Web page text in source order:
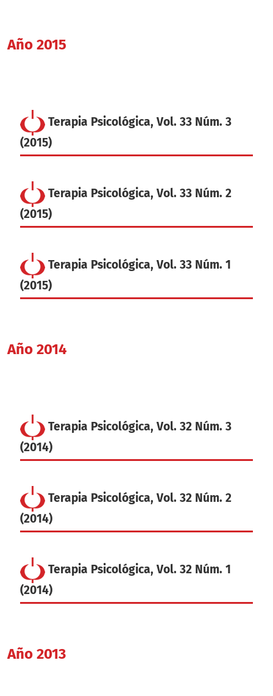
Año 2015
Terapia Psicológica, Vol. 33 Núm. 3
(2015)
Terapia Psicológica, Vol. 33 Núm. 2
(2015)
Terapia Psicológica, Vol. 33 Núm. 1
(2015)
Año 2014
Terapia Psicológica, Vol. 32 Núm. 3
(2014)
Terapia Psicológica, Vol. 32 Núm. 2
(2014)
Terapia Psicológica, Vol. 32 Núm. 1
(2014)
Año 2013